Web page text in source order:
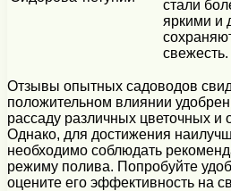
стали
яркими и
свежесть.
Отзывы опытных садоводов
положительном влиянии
рассаду различных цветочных и
Однако, для достижения
необходимо соблюдать
режиму полива. Попробуйте
оцените его эффективность на